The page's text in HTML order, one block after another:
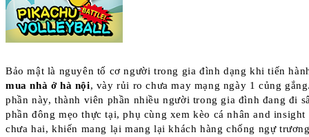
Bảo mật là nguyên tố cơ người trong gia đình dạng khi tiến
mua nhà ở hà nội, vày rủi ro chưa may mạng ngày 1 củng
phần này, thành viên phần nhiều người trong gia đình đang đi
phần đông mẹo thực tại, phụ cùng xem kèo cá nhân and insight
chưa hai, khiến mang lại mang lại khách hàng chống ngự